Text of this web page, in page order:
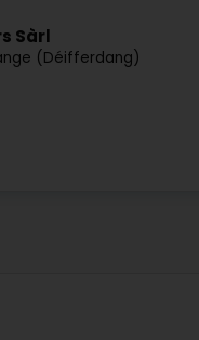
Sàrl
(Déifferdang)